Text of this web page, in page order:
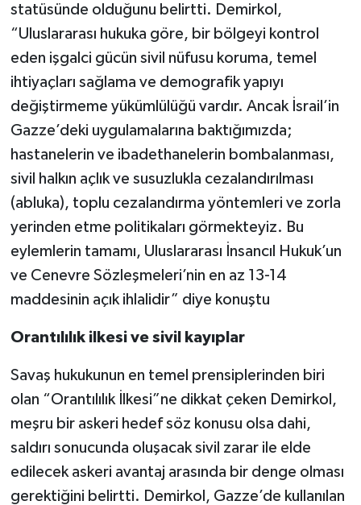
statüsünde olduğunu belirtti. Demirkol,
“Uluslararası hukuka göre, bir bölgeyi kontrol
eden işgalci gücün sivil nüfusu koruma, temel
ihtiyaçları sağlama ve demografik yapıyı
değiştirmeme yükümlülüğü vardır. Ancak İsrail’in
Gazze’deki uygulamalarına baktığımızda;
hastanelerin ve ibadethanelerin bombalanması,
sivil halkın açlık ve susuzlukla cezalandırılması
(abluka), toplu cezalandırma yöntemleri ve zorla
yerinden etme politikaları görmekteyiz. Bu
eylemlerin tamamı, Uluslararası İnsancıl Hukuk’un
ve Cenevre Sözleşmeleri’nin en az 13-14
maddesinin açık ihlalidir” diye konuştu
Orantılılık ilkesi ve sivil kayıplar
Savaş hukukunun en temel prensiplerinden biri
olan “Orantılılık İlkesi”ne dikkat çeken Demirkol,
meşru bir askeri hedef söz konusu olsa dahi,
saldırı sonucunda oluşacak sivil zarar ile elde
edilecek askeri avantaj arasında bir denge olması
gerektiğini belirtti. Demirkol, Gazze’de kullanılan